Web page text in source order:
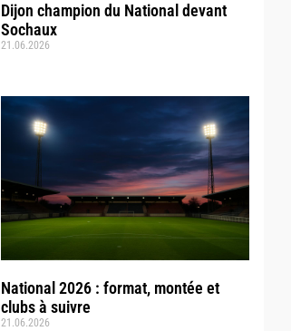
Dijon champion du National devant
Sochaux
21.06.2026
National 2026 : format, montée et
clubs à suivre
21.06.2026